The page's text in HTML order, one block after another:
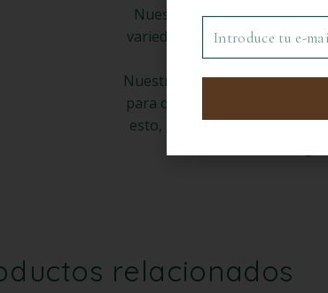
Nuestras composiciones
variedad y colores. Nuetros
únicos y siempre
Nuestras flores preservadas
para que duren años. Solo
esto, sumado a los mas de
relacionados